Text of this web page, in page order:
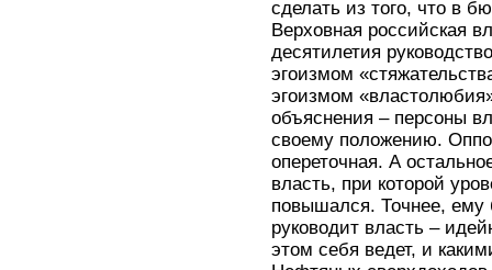
сделать из того, что в
Верховная российская
десятилетия
эгоизмом
эгоизмом
объяснения – персоны
своему положению.
опереточная. А
власть, при которой
повышался. Точнее, ему
руководит власть –
этом себя ведет, и